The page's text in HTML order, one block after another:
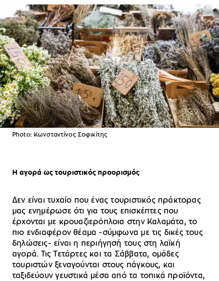
Photo: Κωνσταντίνος Σοφικίτης
Η αγορά ως τουριστικός προορισμός
Δεν είναι τυχαίο που ένας τουριστικός πράκτορας
μας ενημέρωσε ότι για τους επισκέπτες που
έρχονται με κρουαζιερόπλοια στην Καλαμάτα, το
πιο ενδιαφέρον θέαμα -σύμφωνα με τις δικές τους
δηλώσεις- είναι η περιήγησή τους στη λαϊκή
αγορά. Τις Τετάρτες και τα Σάββατα, ομάδες
τουριστών ξεναγούνται στους πάγκους, και
ταξιδεύουν γευστικά μέσα από τα τοπικά προϊόντα,